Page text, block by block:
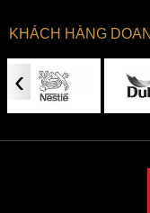
KHÁCH HÀNG
‹